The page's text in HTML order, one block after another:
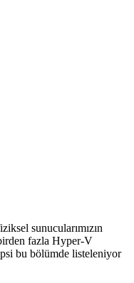
sunucularımızın
fazla Hyper-V
bu bölümde listeleniyor